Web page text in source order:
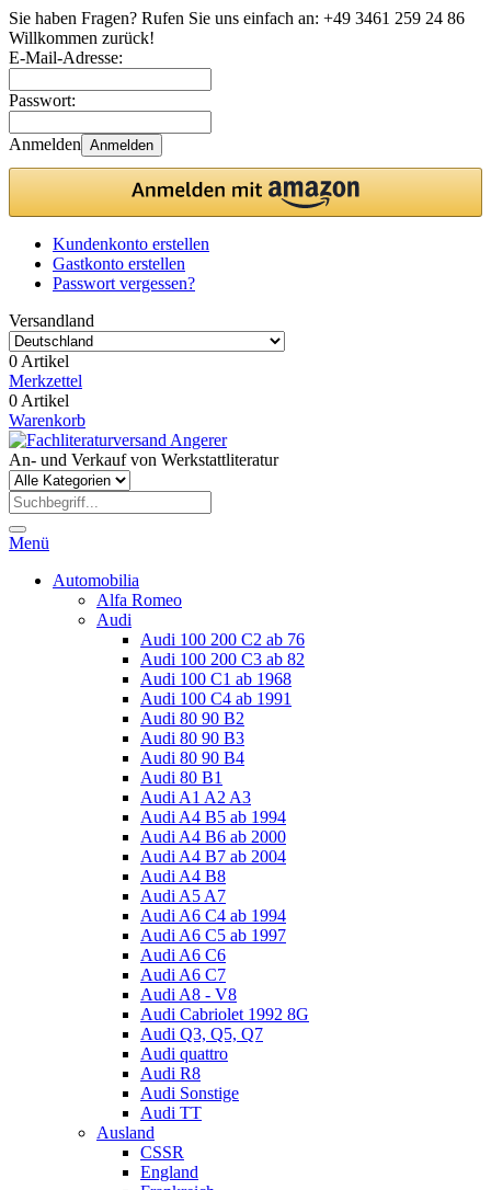
Sie haben Fragen? Rufen Sie uns einfach an: +49 3461 259 24 86
Willkommen zurück!
E-Mail-Adresse:
Passwort:
Anmelden Anmelden
Kundenkonto erstellen
Gastkonto erstellen
Passwort vergessen?
Versandland
0 Artikel
Merkzettel
0 Artikel
Warenkorb
An- und Verkauf von Werkstattliteratur
Menü
Automobilia
Alfa Romeo
Audi
Audi 100 200 C2 ab 76
Audi 100 200 C3 ab 82
Audi 100 C1 ab 1968
Audi 100 C4 ab 1991
Audi 80 90 B2
Audi 80 90 B3
Audi 80 90 B4
Audi 80 B1
Audi A1 A2 A3
Audi A4 B5 ab 1994
Audi A4 B6 ab 2000
Audi A4 B7 ab 2004
Audi A4 B8
Audi A5 A7
Audi A6 C4 ab 1994
Audi A6 C5 ab 1997
Audi A6 C6
Audi A6 C7
Audi A8 - V8
Audi Cabriolet 1992 8G
Audi Q3, Q5, Q7
Audi quattro
Audi R8
Audi Sonstige
Audi TT
Ausland
CSSR
England